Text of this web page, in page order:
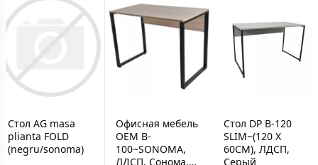
Стол AG masa
plianta FOLD
(negru/sonoma)
Офисная мебель
OEM B-
100~SONOMA,
ЛДСП, Сонома,
Стол DP B-120
SLIM~(120 X
60CM), ЛДСП,
Серый